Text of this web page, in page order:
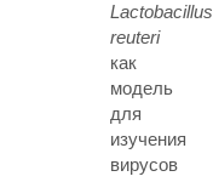
Lactobacillus
reuteri
как
модель
для
изучения
вирусов